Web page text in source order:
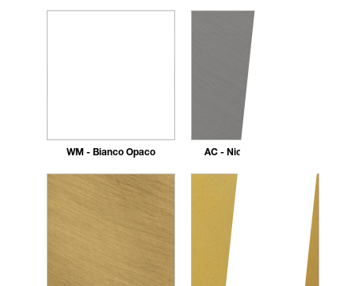
WM - Bianco Opaco AC - Nickel Spazzolato